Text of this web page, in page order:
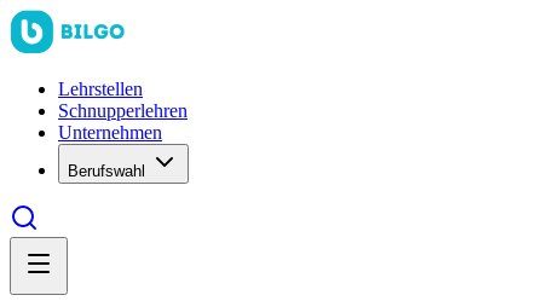
Lehrstellen
Schnupperlehren
Unternehmen
Berufswahl